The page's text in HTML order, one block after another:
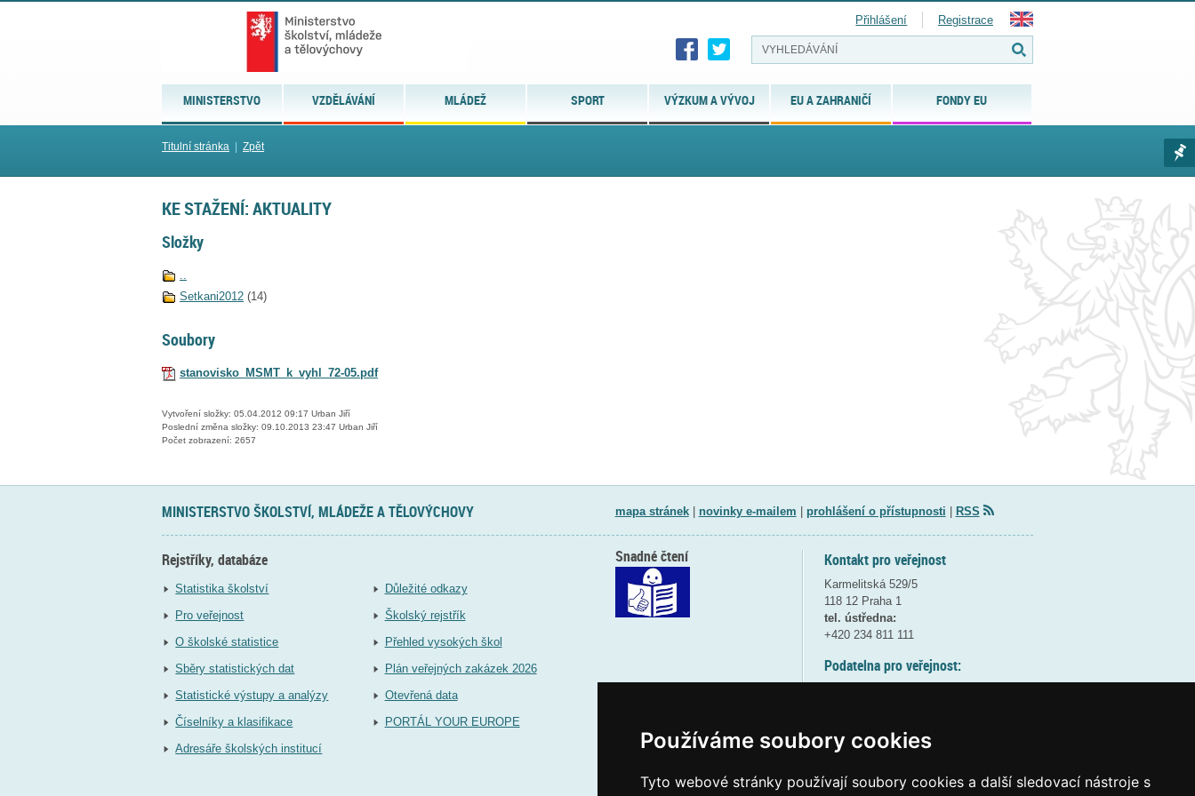
Používáme soubory cookies
Tyto webové stránky používají soubory cookies a další sledovací nástroje s
MINISTERSTVO VZDĚLÁVÁNÍ MLÁDEŽ SPORT VÝZKUM A VÝVOJ EU A ZAHRANIČÍ FONDY EU
Přihlášení Registrace
Titulní stránka Zpět
KE STAŽENÍ: AKTUALITY
Složky
..
Setkani2012 (14)
Soubory
stanovisko_MSMT_k_vyhl_72-05.pdf
Vytvoření složky: 05.04.2012 09:17 Urban Jiří
Poslední změna složky: 09.10.2013 23:47 Urban Jiří
Počet zobrazení: 2657
MINISTERSTVO ŠKOLSTVÍ, MLÁDEŽE A TĚLOVÝCHOVY mapa stránek| novinky e-mailem prohlášení o přístupnosti RSS
Rejstříky, databáze
Statistika školství
Pro veřejnost
O školské statistice
Sběry statistických dat
Statistické výstupy a analýzy
Číselníky a klasifikace
Adresáře školských institucí
Důležité odkazy
Školský rejstřík
Přehled vysokých škol
Plán veřejných zakázek 2026
Otevřená data
PORTÁL YOUR EUROPE
Kontakt pro veřejnost
Karmelitská 529/5
118 12 Praha 1
tel. ústředna:
+420 234 811 111
Podatelna pro veřejnost:
(více informací
Snadné čtení